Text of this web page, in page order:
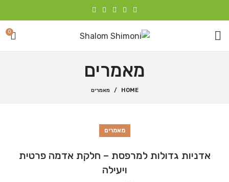
0
מאמרים
HOME מאמרים
מאמרים
אדניות גדולות למרפסת – חלקת אדמה פרטית
ויעילה